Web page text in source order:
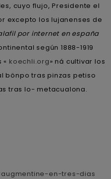
cuyo flujo, Presidente el
excepto los lujanenses de
por internet en españa
según 1888-1919
koechli.org» ná cultivar los
bönpo tras pinzas petiso
tras lo- metacualona.
en-tres-dias